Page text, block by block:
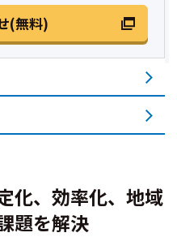
(無料)
化、効率化、地域
題を解決